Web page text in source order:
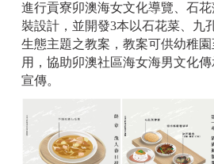
進行貢寮卯澳海女文化導覽、石
裝設計，並開發3本以石花菜、九
生態主題之教案，教案可供幼稚
用，協助卯澳社區海女海男文化
宣傳。